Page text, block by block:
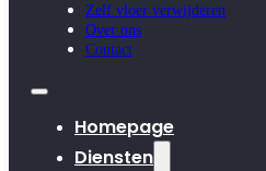
Zelf vloer verwijderen
Over ons
Contact
Homepage
Diensten